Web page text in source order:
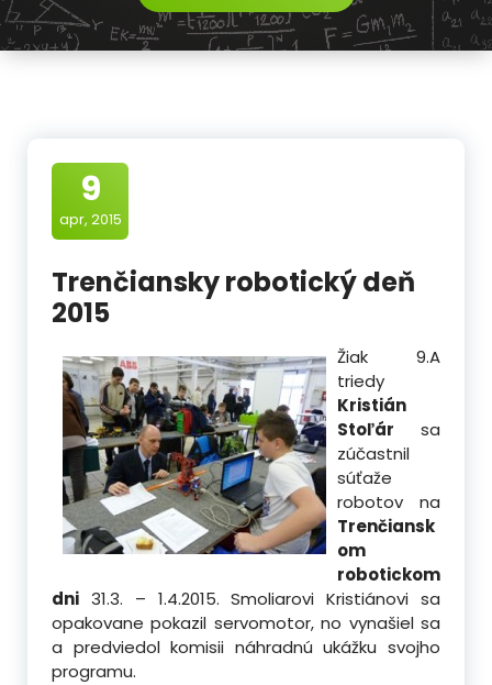
9
apr, 2015
Trenčiansky robotický deň
2015
Žiak 9.A
triedy
Kristián
Stoľár sa
zúčastnil
súťaže
robotov na
Trenčiansk
om
robotickom
dni 31.3. – 1.4.2015. Smoliarovi Kristiánovi sa
opakovane pokazil servomotor, no vynašiel sa
a predviedol komisii náhradnú ukážku svojho
programu.